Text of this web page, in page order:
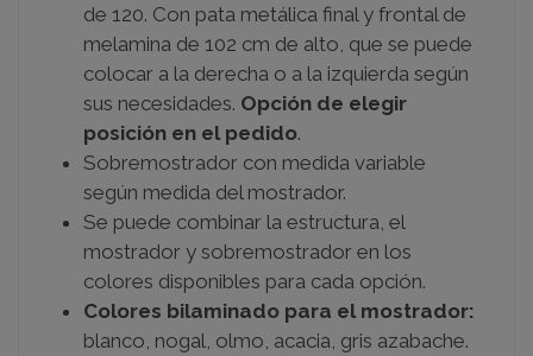
de 120. Con pata metálica final y frontal de
melamina de 102 cm de alto, que se puede
colocar a la derecha o a la izquierda según
sus necesidades. Opción de elegir
posición en el pedido.
Sobremostrador con medida variable
según medida del mostrador.
Se puede combinar la estructura, el
mostrador y sobremostrador en los
colores disponibles para cada opción.
Colores bilaminado para el mostrador:
blanco, nogal, olmo, acacia, gris azabache.